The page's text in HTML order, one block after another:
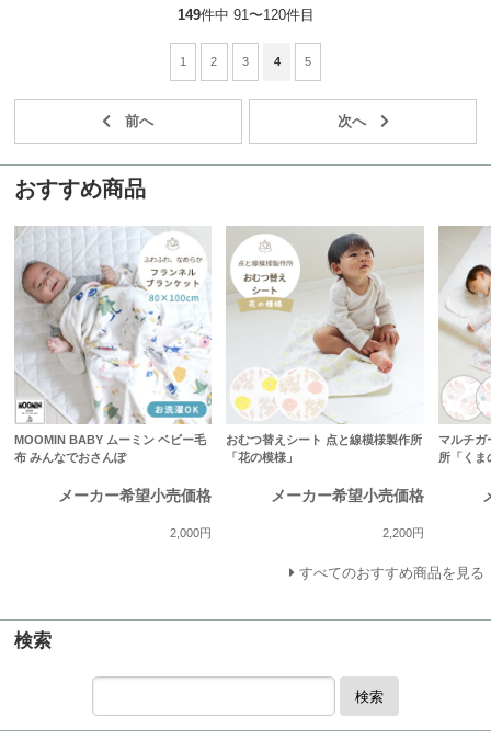
149件中 91〜120件目
1 2 3 4 5
おすすめ商品
MOOMIN BABY ムーミン ベビー毛
布 みんなでおさんぽ
メーカー希望小売価格
2,000円
おむつ替えシート 点と線模様製作所
「花の模様」
メーカー希望小売価格
2,200円
マルチガ
所「くま
すべてのおすすめ商品を見る
検索
検索